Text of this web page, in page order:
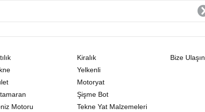
Kiralık
Yelkenli
Motoryat
Şişme Bot
Motoru
Tekne Yat Malzemeleri
Bize Ulaşın